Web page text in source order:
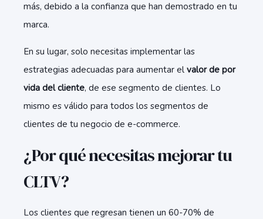
más, debido a la confianza que han demostrado en tu
marca.
En su lugar, solo necesitas implementar las
estrategias adecuadas para aumentar el valor de por
vida del cliente, de ese segmento de clientes. Lo
mismo es válido para todos los segmentos de
clientes de tu negocio de e-commerce.
¿Por qué necesitas mejorar tu
CLTV?
Los clientes que regresan tienen un 60-70% de